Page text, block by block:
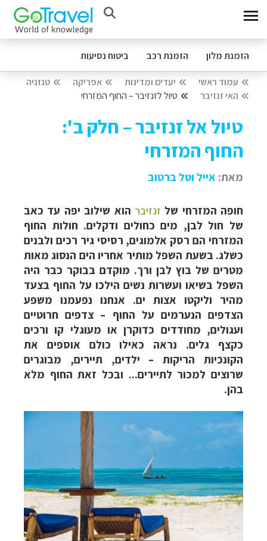
הזמנת מלון הזמנת רכב ביטוח נסיעות
עמוד ראשי יעדים ומדינות אפריקה
טנזניה
האי זנזיבר
טיול לזנזיבר – החוף המזרחי
טיול אל זנזיבר – חלק ב':
החוף המזרחי
מאת: אייל וטל ברטוב
חופה המזרחי של זנזיבר הוא שילוב יפה עד כאב
של חול לבן, מים כחולים ודקלים. חולות החוף
המזרחי הם רסק אלמוגים, רסיסי גיר רכים ולבנים
כשלג. בשעת השפל מותיר אחריו הים הנסוג מאות
מטרים של בוץ לבן ורך. מוקדם בבוקר כבר היה
השפל בשיאו ועשרות נשים הילכו על החוף בצעד
מהיר וליקטו אצות ים. אנחנו נפעמנו משפע
הצדפים הנערמים על החוף – צדפים חרוטיים
ועגולים, מחודדים כדוקרן או מעוגלי קו ורכים
כקצף גלים. נראה כאילו כולם אוספים את
הקונכיות הריקות – ילדים, תיירים, מבוגרים
שרוצים למכור לתיירים... ובכל זאת החוף מלא
בהן.